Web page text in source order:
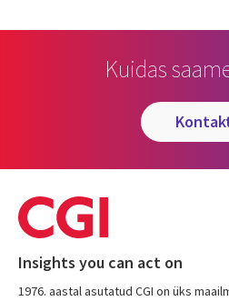
Kuidas
Insights you can act on
1976. aastal asutatud CGI on üks